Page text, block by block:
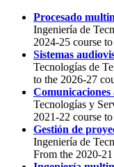
Procesado
Ingeniería de
2024-25 course
Sistemas
Tecnologías de
to the 2026-27
Comunicaciones
Tecnologías y
2021-22 course
Gestión de
Ingeniería de
From the 2020-